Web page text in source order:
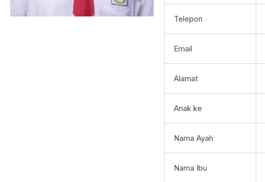
Telepon
Email
Alamat
Anak ke
Nama Ayah
Nama Ibu